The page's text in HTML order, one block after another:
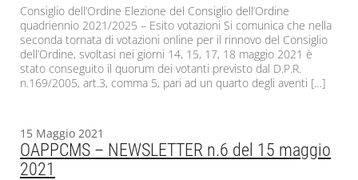
Consiglio dell’Ordine Elezione del Consiglio dell’Ordine
quadriennio 2021/2025 – Esito votazioni Si comunica che nella
seconda tornata di votazioni online per il rinnovo del Consiglio
dell’Ordine, svoltasi nei giorni 14, 15, 17, 18 maggio 2021 è
stato conseguito il quorum dei votanti previsto dal D.P.R.
n.169/2005, art.3, comma 5, pari ad un quarto degli aventi […]
15 Maggio 2021
OAPPCMS – NEWSLETTER n.6 del 15 maggio
2021